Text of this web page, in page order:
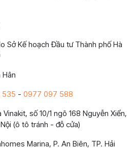
Sở Kế hoạch Đầu tư Thành phố Hà
Hân
535 - 0977 097 588
Vinakit, số 10/1 ngõ 168 Nguyễn Xiển,
(ô tô tránh - đỗ cửa)
Marina, P. An Biên, TP. Hải